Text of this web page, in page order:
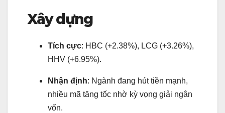
Xây dựng
Tích cực: HBC (+2.38%), LCG (+3.26%),
HHV (+6.95%).
Nhận định: Ngành đang hút tiền mạnh,
nhiều mã tăng tốc nhờ kỳ vọng giải ngân
vốn.